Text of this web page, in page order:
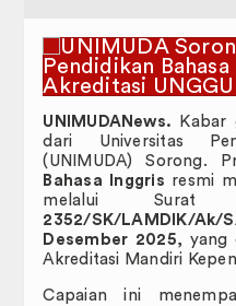
UNIMUDANews. Kabar
dari Universitas
(UNIMUDA) Sorong.
Bahasa Inggris resmi
melalui Surat
2352/SK/LAMDIK/
Desember 2025, yang
Akreditasi Mandiri
Capaian ini